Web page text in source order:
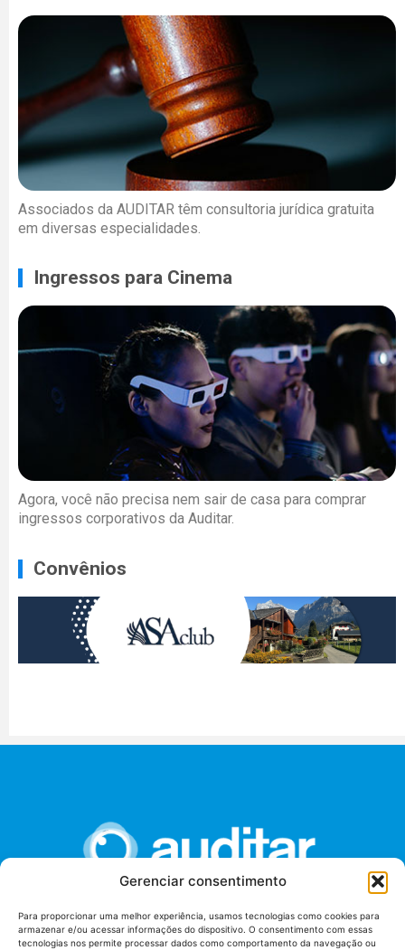
Gerenciar consentimento
Para proporcionar uma melhor experiência, usamos tecnologias como cookies para
armazenar e/ou acessar informações do dispositivo. O consentimento com essas
tecnologias nos permite processar dados como comportamento da navegação ou
Associados da AUDITAR têm consultoria jurídica gratuita
em diversas especialidades.
Ingressos para Cinema
Agora, você não precisa nem sair de casa para comprar
ingressos corporativos da Auditar.
Convênios
União dos Auditores Federais de Controle Externo -